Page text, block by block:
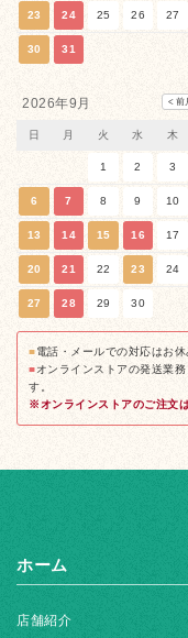
23 24 25 26 27
30 31
2026年9月
日 月 火 水 木
1 2 3
6 7 8 9 10
13 14 15 16 17
20 21 22 23 24
27 28 29 30
■電話・メールでの対応はお休
■オンラインストアの発送業
す。
※オンラインストアのご注文
ホーム
店舗紹介